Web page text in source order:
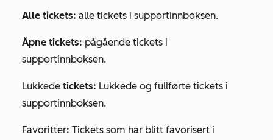
Alle tickets: alle tickets i supportinnboksen.
Åpne tickets: pågående tickets i
supportinnboksen.
Lukkede tickets: Lukkede og fullførte tickets i
supportinnboksen.
Favoritter: Tickets som har blitt favorisert i